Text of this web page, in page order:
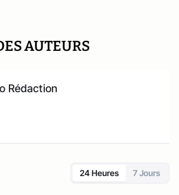
AUTEURS
Rédaction
24 Heures 7 Jours